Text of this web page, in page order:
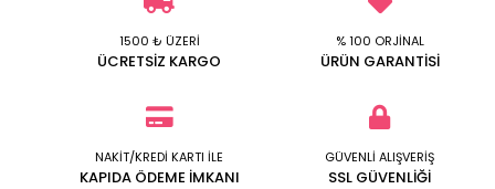
1500 ₺ ÜZERİ
ÜCRETSİZ KARGO
% 100 ORJİNAL
ÜRÜN GARANTİSİ
NAKİT/KREDİ KARTI İLE
KAPIDA ÖDEME İMKANI
GÜVENLİ ALIŞVERİŞ
SSL GÜVENLİĞİ